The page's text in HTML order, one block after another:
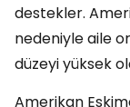
destekler.
nedeniyle aile
düzeyi yüksek
Amerikan